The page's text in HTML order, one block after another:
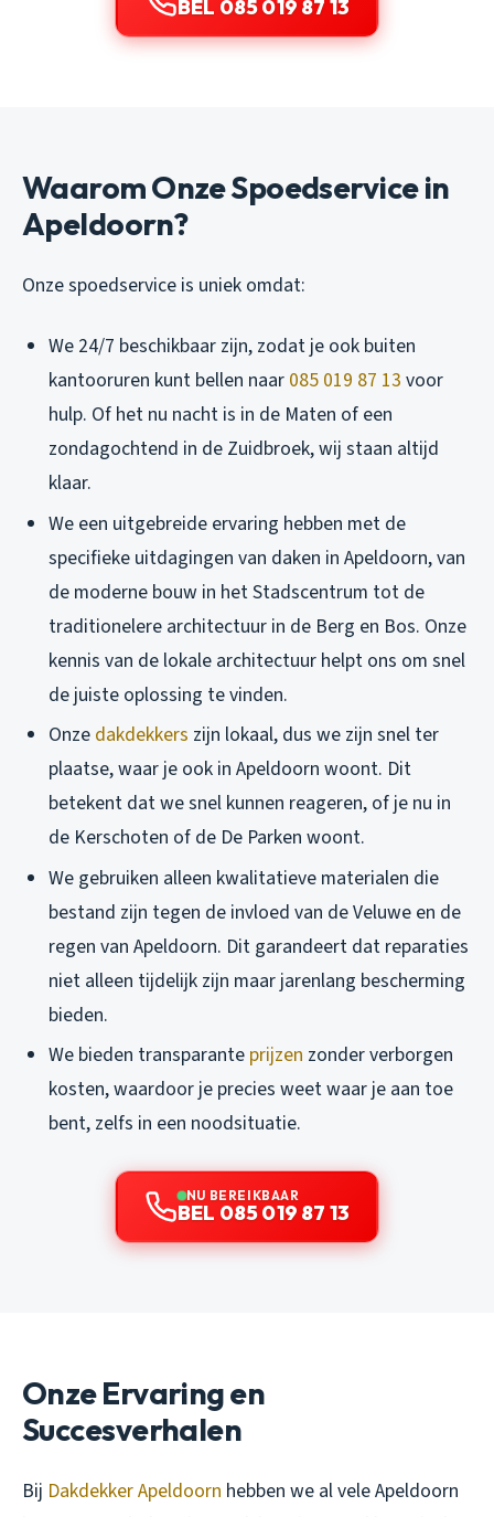
BEL 085 019 87 13
Waarom Onze Spoedservice in
Apeldoorn?
Onze spoedservice is uniek omdat:
We 24/7 beschikbaar zijn, zodat je ook buiten
kantooruren kunt bellen naar 085 019 87 13 voor
hulp. Of het nu nacht is in de Maten of een
zondagochtend in de Zuidbroek, wij staan altijd
klaar.
We een uitgebreide ervaring hebben met de
specifieke uitdagingen van daken in Apeldoorn, van
de moderne bouw in het Stadscentrum tot de
traditionelere architectuur in de Berg en Bos. Onze
kennis van de lokale architectuur helpt ons om snel
de juiste oplossing te vinden.
Onze dakdekkers zijn lokaal, dus we zijn snel ter
plaatse, waar je ook in Apeldoorn woont. Dit
betekent dat we snel kunnen reageren, of je nu in
de Kerschoten of de De Parken woont.
We gebruiken alleen kwalitatieve materialen die
bestand zijn tegen de invloed van de Veluwe en de
regen van Apeldoorn. Dit garandeert dat reparaties
niet alleen tijdelijk zijn maar jarenlang bescherming
bieden.
We bieden transparante prijzen zonder verborgen
kosten, waardoor je precies weet waar je aan toe
bent, zelfs in een noodsituatie.
NU BEREIKBAAR
BEL 085 019 87 13
Onze Ervaring en
Succesverhalen
Bij Dakdekker Apeldoorn hebben we al vele Apeldoorn